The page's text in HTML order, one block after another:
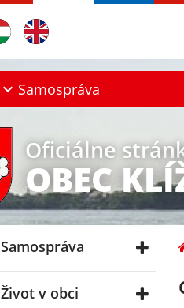
Samospráva
Oficiálne
OBEC
Samospráva
Život v obci